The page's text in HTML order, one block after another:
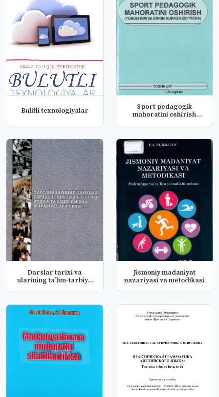
Bulitli texnologiyalar
Sport pedagogik
mahoratini oshirish
Darslar tarixi va
ularining ta’lim-tarbiya
Jismoniy madaniyat
nazariyasi va metodikasi